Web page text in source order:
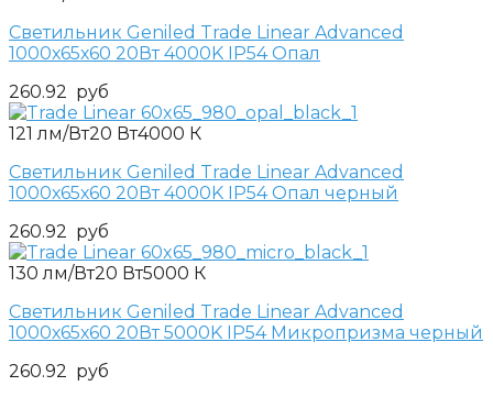
Светильник Geniled Trade Linear Advanced
1000х65х60 20Вт 4000K IP54 Опал
260.92 руб
121 лм/Вт20 Вт4000 К
Светильник Geniled Trade Linear Advanced
1000х65х60 20Вт 4000K IP54 Опал черный
260.92 руб
130 лм/Вт20 Вт5000 К
Светильник Geniled Trade Linear Advanced
1000х65х60 20Вт 5000K IP54 Микропризма черный
260.92 руб